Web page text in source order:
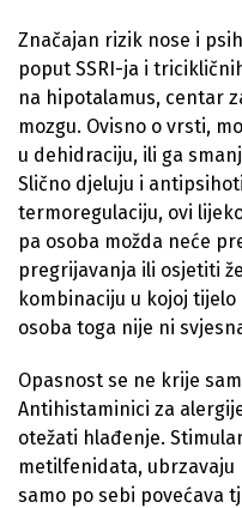
Značajan rizik nose i
poput SSRI-ja i
na hipotalamus, centar
mozgu. Ovisno o vrsti,
u dehidraciju, ili ga
Slično djeluju i
termoregulaciju, ovi
pa osoba možda neće
pregrijavanja ili osjetiti
kombinaciju u kojoj
osoba toga nije ni
Opasnost se ne krije
Antihistaminici za
otežati hlađenje.
metilfenidata, ubrzavaju
samo po sebi povećava